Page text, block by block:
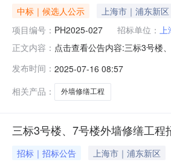
中标｜候选人公示 上海市｜浦东新区
项目编号： PH2025-027 招标单位：
正文内容： 点击查看公告内容:三标3号楼
收合格率100%，工期/交货期/
发布时间： 2025-07-16 08:57
相关产品：
外墙修缮工程
三标3号楼、7号楼外墙修缮工程
招标｜招标公告 上海市｜浦东新区